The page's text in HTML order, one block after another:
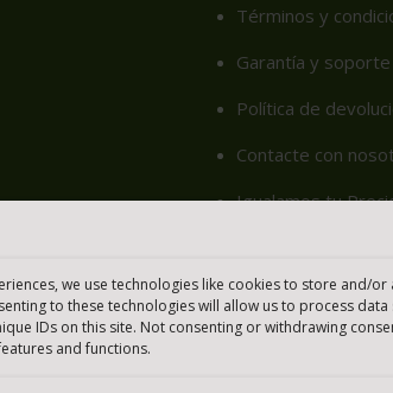
we use technologies like cookies to store and/or
to these technologies will allow us to process data
IDs on this site. Not consenting or withdrawing
and functions.
Términos y
Garantía y soporte
Política de
Contacte con
Igualamos tu